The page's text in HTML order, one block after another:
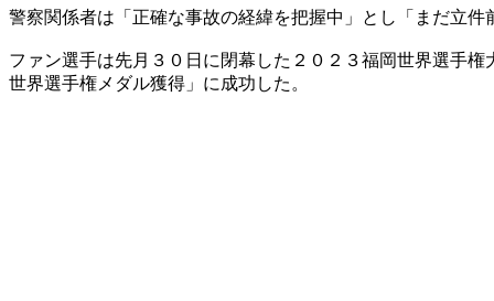
警察関係者は「正確な事故の経緯を把握中」とし「まだ立
ファン選手は先月３０日に閉幕した２０２３福岡世界選手
世界選手権メダル獲得」に成功した。